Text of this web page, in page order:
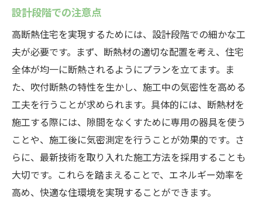
設計段階での注意点
高断熱住宅を実現するためには、設計段階での細かな工
夫が必要です。まず、断熱材の適切な配置を考え、住宅
全体が均一に断熱されるようにプランを立てます。ま
た、吹付断熱の特性を生かし、施工中の気密性を高める
工夫を行うことが求められます。具体的には、断熱材を
施工する際には、隙間をなくすために専用の器具を使う
ことや、施工後に気密測定を行うことが効果的です。さ
らに、最新技術を取り入れた施工方法を採用することも
大切です。これらを踏まえることで、エネルギー効率を
高め、快適な住環境を実現することができます。